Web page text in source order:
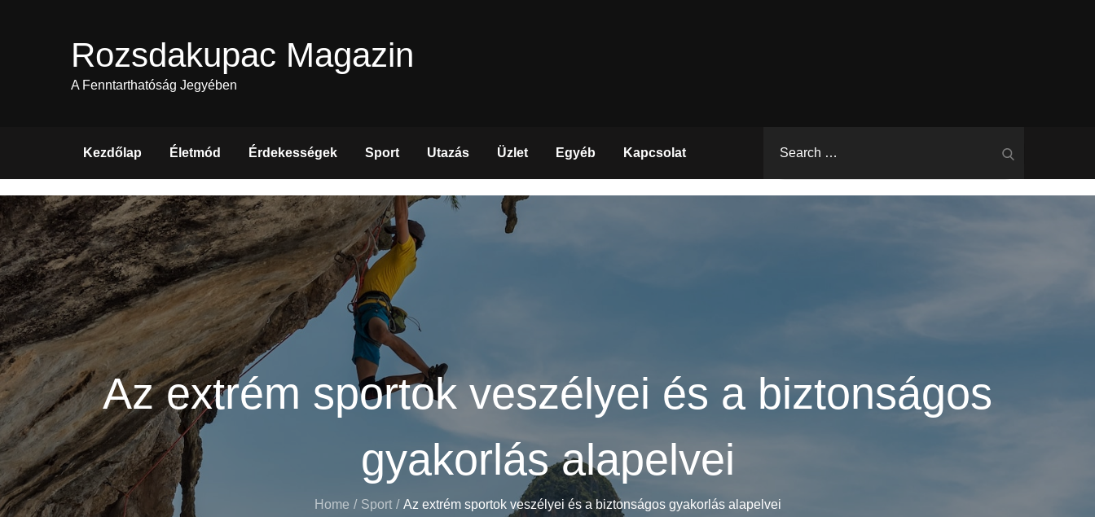
Rozsdakupac Magazin
A Fenntarthatóság Jegyében
Kezdőlap Életmód Érdekességek Sport Utazás Üzlet Egyéb Kapcsolat
Az extrém sportok veszélyei és a biztonságos
gyakorlás alapelvei
Home Sport Az extrém sportok veszélyei és a biztonságos gyakorlás alapelvei